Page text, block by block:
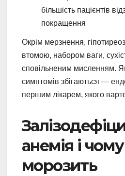
більшість пацієнтів
покращення
Окрім мерзнення,
втомою, набором ваги,
сповільненим мисленням.
симптомів збігаються —
першим лікарем, якого
анемія і
морозить